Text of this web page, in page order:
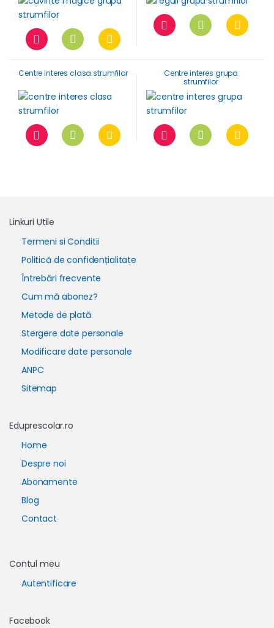
Centre interes clasa strumfilor
Centre interes grupa
strumfilor
Linkuri Utile
Termeni si Conditii
Politică de confidențialitate
Întrebări frecvente
Cum mă abonez?
Metode de plată
Stergere date personale
Modificare date personale
ANPC
Sitemap
Eduprescolar.ro
Home
Despre noi
Abonamente
Blog
Contact
Contul meu
Autentificare
Facebook